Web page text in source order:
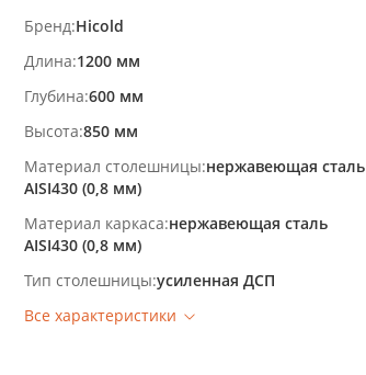
Бренд Hicold
Длина 1200 мм
Глубина 600 мм
Высота 850 мм
Материал столешницы нержавеющая сталь
AISI430 (0,8 мм)
Материал каркаса нержавеющая сталь
AISI430 (0,8 мм)
Тип столешницы усиленная ДСП
Все характеристики